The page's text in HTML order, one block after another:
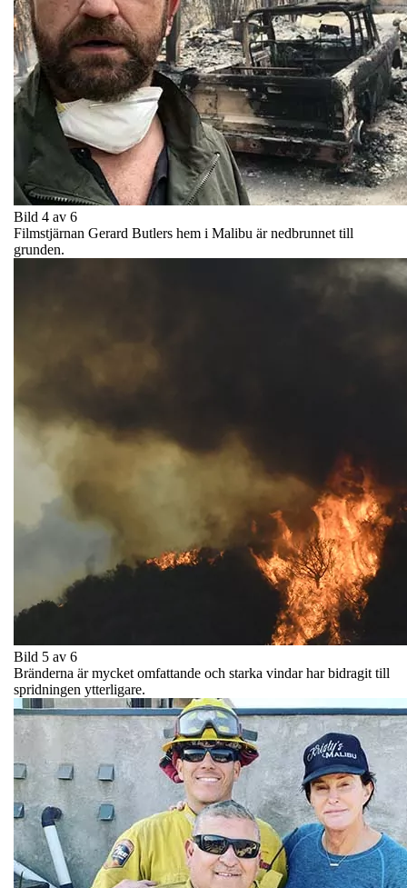
Bild 4 av 6
Filmstjärnan Gerard Butlers hem i Malibu är nedbrunnet till
grunden.
Bild 5 av 6
Bränderna är mycket omfattande och starka vindar har bidragit till
spridningen ytterligare.